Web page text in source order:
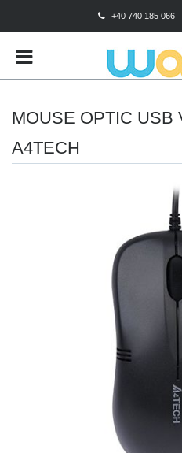
CONTUL MEU
POLITICA DE CONFIDENTIALITATE
POLITICA DE RETUR
TERMENI SI CONDITII
+40 740 185 066
MOUSE OPTIC USB
A4TECH